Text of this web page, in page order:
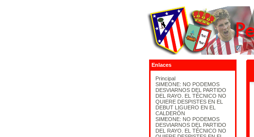
Enlaces
Principal
SIMEONE: NO PODEMOS
DESVIARNOS DEL PARTIDO
DEL RAYO. EL TÉCNICO NO
QUIERE DESPISTES EN EL
DEBUT LIGUERO EN EL
CALDERÓN
SIMEONE: NO PODEMOS
DESVIARNOS DEL PARTIDO
DEL RAYO. EL TÉCNICO NO